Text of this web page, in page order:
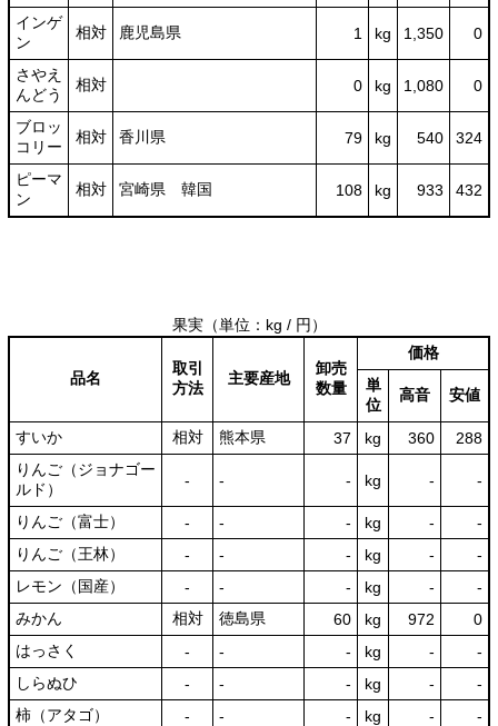
インゲ
ン
相対 鹿児島県 1 kg 1,350 0
さやえ
んどう
相対 0 kg 1,080 0
ブロッ
コリー
相対 香川県 79 kg 540 324
ピーマ
ン
相対 宮崎県 韓国 108 kg 933 432
果実（単位：kg / 円）
品名
取引
方法
主要産地
卸売
数量
価格
単
位
高音 安値
すいか 相対 熊本県 37 kg 360
288
りんご（ジョナゴー
ルド）
‐ ‐ ‐ kg - ‐
りんご（富士） ‐ ‐ ‐ kg -
‐
りんご（王林）
‐ ‐ ‐ kg -
‐
レモン（国産）
‐ ‐ ‐ kg -
‐
みかん
相対 徳島県 60 kg 972
0
はっさく
‐ ‐ ‐ kg -
‐
しらぬひ
‐ ‐ ‐ kg -
‐
柿（アタゴ）
‐ ‐ ‐ kg -
‐